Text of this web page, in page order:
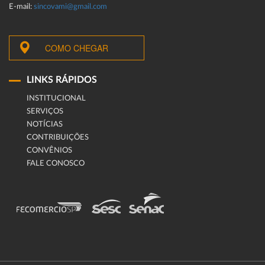
E-mail: sincovami@gmail.com
COMO CHEGAR
LINKS RÁPIDOS
INSTITUCIONAL
SERVIÇOS
NOTÍCIAS
CONTRIBUIÇÕES
CONVÊNIOS
FALE CONOSCO